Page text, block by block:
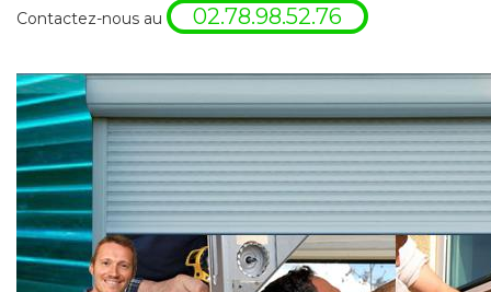
Contactez-nous au
02.78.98.52.76